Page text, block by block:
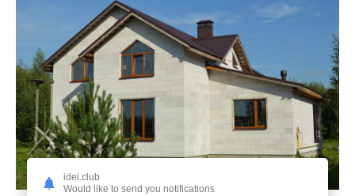
idei.club
Would like to send you notifications